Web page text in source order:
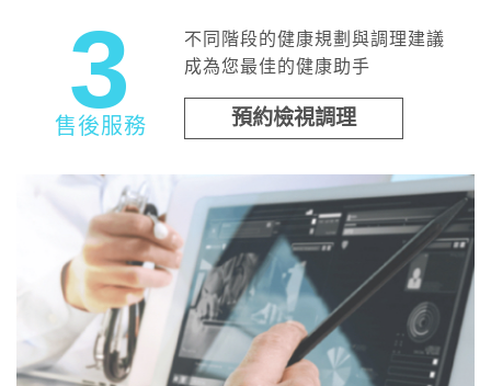
3
售後服務
不同階段的健康規劃與調理建議
成為您最佳的健康助手
預約檢視調理